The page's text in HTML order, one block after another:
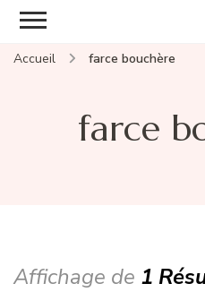
Accueil farce bouchère
farce
Affichage de 1